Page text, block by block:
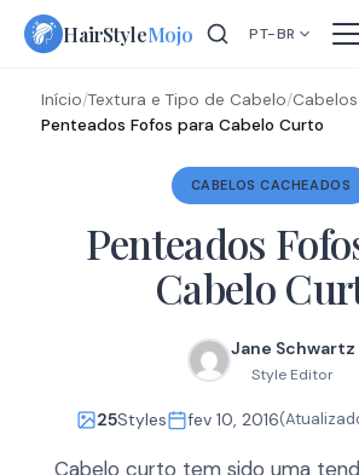
Skip
HairStyleMojo PT-BR
Início/Textura e Tipo de Cabelo/
Penteados Fofos para Cabelo Curto
CABELOS CACHEADOS
Penteados
Cabelo
Jane Schwartz
Style Editor
25Styles fev 10, 2016
Cabelo curto tem sido uma